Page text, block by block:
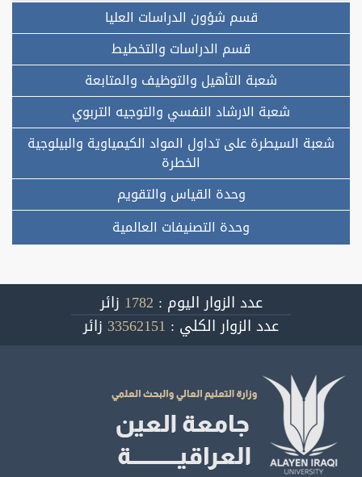
قسم شؤون الدراسات العليا
قسم الدراسات والتخطيط
شعبة التأهيل والتوظيف والمتابعة
شعبة الارشاد النفسي والتوجيه التربوي
شعبة السيطرة على تداول المواد الكيمياوية والبيلوجية
الخطرة
وحدة القياس والتقويم
وحدة التصنيفات العالمية
عدد الزوار اليوم : 1782 زائر
عدد الزوار الكلي : 33562151 زائر